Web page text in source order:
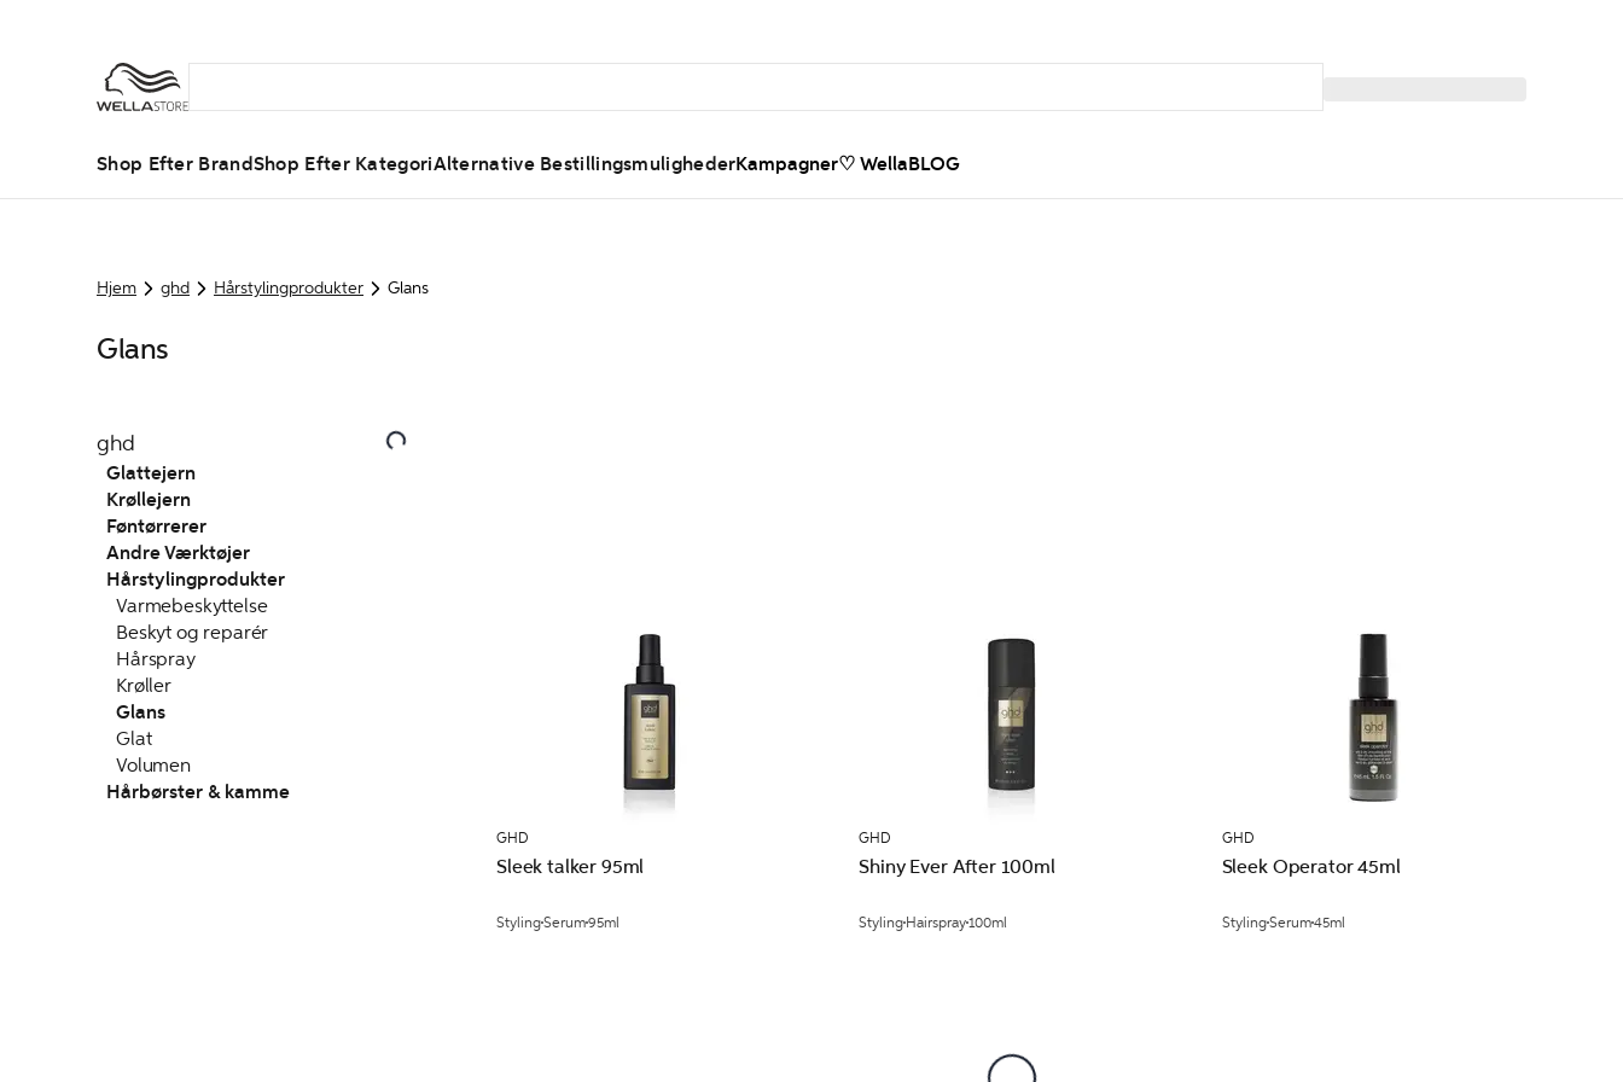
Shop Efter BrandShop Efter KategoriAlternative BestillingsmulighederKampagner♡ WellaBLOG
Hjem ghd Hårstylingprodukter Glans
Glans
ghd
Glattejern
Krøllejern
Føntørrerer
Andre Værktøjer
Hårstylingprodukter
Varmebeskyttelse
Beskyt og reparér
Hårspray
Krøller
Glans
Glat
Volumen
Hårbørster & kamme
GHD
Sleek talker 95ml
StylingSerum95ml
GHD
Shiny Ever After 100ml
Styling Hairspray100ml
GHD
Sleek Operator 45ml
StylingSerum45ml